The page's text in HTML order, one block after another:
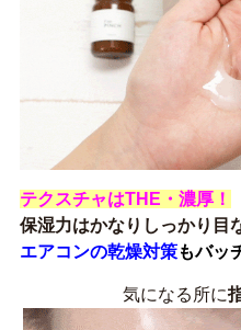
テクスチャはTHE・濃厚！
保湿力はかなりしっかり目
エアコンの乾燥対策もバッ
気になる所に